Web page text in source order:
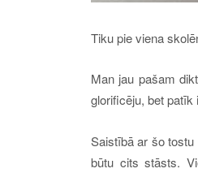
Tiku pie viena
Man jau pašam
glorificēju, bet patīk
Saistībā ar šo
būtu cits stāsts.